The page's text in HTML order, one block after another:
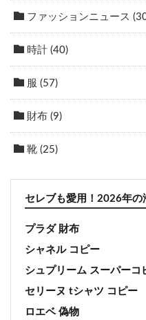
ファッションニュース
時計 (40)
服 (57)
財布 (9)
靴 (25)
セレブも愛用！2026年の
プラダ 財布
シャネル コピー
シュプリーム スーパーコ
セリーヌ tシャツ コピー
ロエベ 偽物